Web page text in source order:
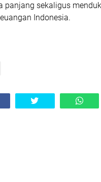
panjang sekaligus
Indonesia.